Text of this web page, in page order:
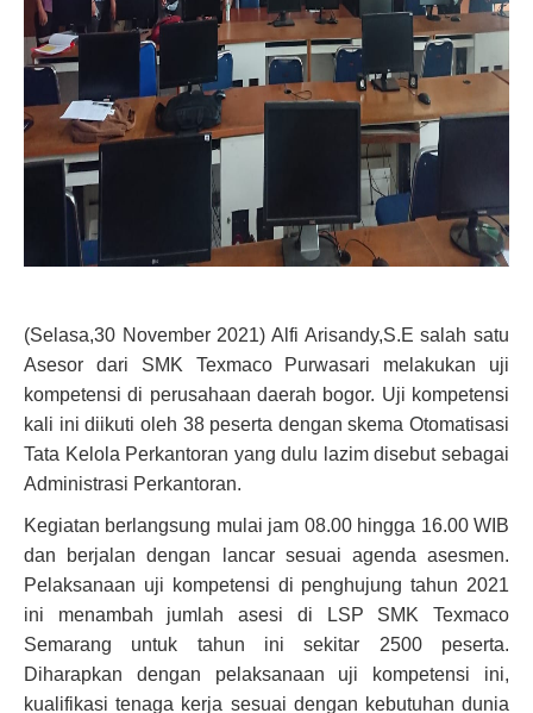
(Selasa,30 November 2021) Alfi Arisandy,S.E salah satu
Asesor dari SMK Texmaco Purwasari melakukan uji
kompetensi di perusahaan daerah bogor. Uji kompetensi
kali ini diikuti oleh 38 peserta dengan skema Otomatisasi
Tata Kelola Perkantoran yang dulu lazim disebut sebagai
Administrasi Perkantoran.
Kegiatan berlangsung mulai jam 08.00 hingga 16.00 WIB
dan berjalan dengan lancar sesuai agenda asesmen.
Pelaksanaan uji kompetensi di penghujung tahun 2021
ini menambah jumlah asesi di LSP SMK Texmaco
Semarang untuk tahun ini sekitar 2500 peserta.
Diharapkan dengan pelaksanaan uji kompetensi ini,
kualifikasi tenaga kerja sesuai dengan kebutuhan dunia